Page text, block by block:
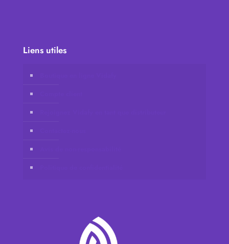
Liens utiles